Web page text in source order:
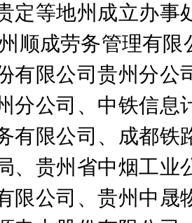
定等地州成立办
顺成劳务管理有
有限公司贵州分
分公司、中铁信息
有限公司、成都
、贵州省中烟工业
限公司、贵州中晟